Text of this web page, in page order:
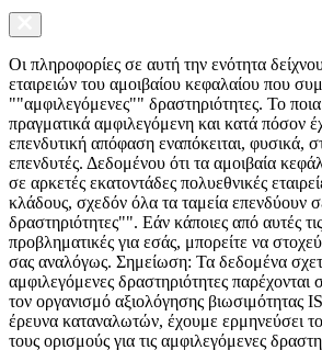
Οι πληροφορίες σε αυτή την ενότητα
εταιρειών του αμοιβαίου κεφαλαίου που
""αμφιλεγόμενες"" δραστηριότητες. Το ποια
πραγματικά αμφιλεγόμενη και κατά πόσον
επενδυτική απόφαση εναπόκειται, φυσικά,
επενδυτές. Δεδομένου ότι τα αμοιβαία
σε αρκετές εκατοντάδες πολυεθνικές
κλάδους, σχεδόν όλα τα ταμεία επενδύουν
δραστηριότητες"". Εάν κάποιες από αυτές
προβληματικές για εσάς, μπορείτε να
σας αναλόγως. Σημείωση: Τα δεδομένα
αμφιλεγόμενες δραστηριότητες
τον οργανισμό αξιολόγησης βιωσιμότητας
έρευνα καταναλωτών, έχουμε ερμηνεύσει
τους ορισμούς για τις αμφιλεγόμενες